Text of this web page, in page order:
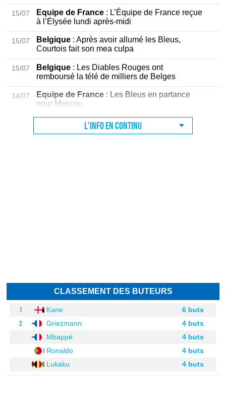
15/07 Equipe de France : L’Équipe de France reçue
à l’Élysée lundi après-midi
15/07 Belgique : Après avoir allumé les Bleus,
Courtois fait son mea culpa
15/07 Belgique : Les Diables Rouges ont
remboursé la télé de milliers de Belges
14/07 Equipe de France : Les Bleus en partance
pour Moscou
L'info en continu
CLASSEMENT DES BUTEURS
1 Kane
6 buts
2
Griezmann
4 buts
Mbappé
4 buts
Ronaldo
4 buts
Lukaku
4 buts